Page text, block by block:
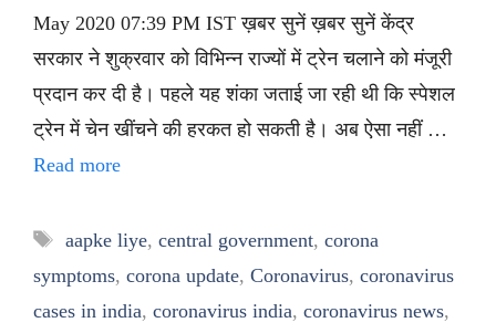
May 2020 07:39 PM IST ख़बर सुनें ख़बर सुनें केंद्र
सरकार ने शुक्रवार को विभिन्न राज्यों में ट्रेन चलाने को मंजूरी
प्रदान कर दी है। पहले यह शंका जताई जा रही थी कि स्पेशल
ट्रेन में चेन खींचने की हरकत हो सकती है। अब ऐसा नहीं …
Read more
Tags
aapke liye, central government, corona
symptoms, corona update, Coronavirus, coronavirus
cases in india, coronavirus india, coronavirus news,